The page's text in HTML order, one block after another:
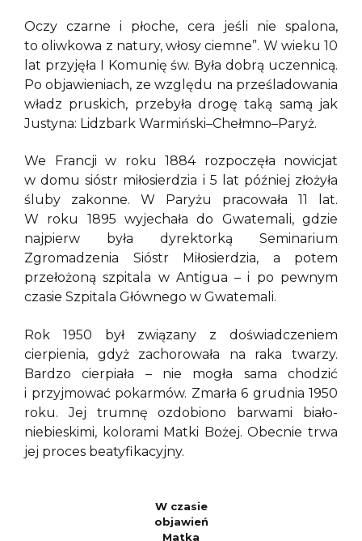
Oczy czarne i płoche, cera jeśli nie spalona,
to oliwkowa z natury, włosy ciemne”. W wieku 10
lat przyjęła I Komunię św. Była dobrą uczennicą.
Po objawieniach, ze względu na prześladowania
władz pruskich, przebyła drogę taką samą jak
Justyna: Lidzbark Warmiński–Chełmno–Paryż.
We Francji w roku 1884 rozpoczęła nowicjat
w domu sióstr miłosierdzia i 5 lat później złożyła
śluby zakonne. W Paryżu pracowała 11 lat.
W roku 1895 wyjechała do Gwatemali, gdzie
najpierw była dyrektorką Seminarium
Zgromadzenia Sióstr Miłosierdzia, a potem
przełożoną szpitala w Antigua – i po pewnym
czasie Szpitala Głównego w Gwatemali.
Rok 1950 był związany z doświadczeniem
cierpienia, gdyż zachorowała na raka twarzy.
Bardzo cierpiała – nie mogła sama chodzić
i przyjmować pokarmów. Zmarła 6 grudnia 1950
roku. Jej trumnę ozdobiono barwami biało-
niebieskimi, kolorami Matki Bożej. Obecnie trwa
jej proces beatyfikacyjny.
W czasie
objawień
Matka